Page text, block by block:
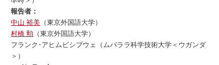
報告者：
中山 裕美 （東京外国語大学）
村橋 勲 （東京外国語大学）
フランク･アヒムビシブウェ（ムバララ科学技術大学＜ウガンダ
＞）